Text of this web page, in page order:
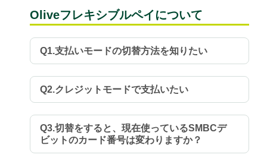
Oliveフレキシブルペイについて
Q1.支払いモードの切替方法を知りたい
Q2.クレジットモードで支払いたい
Q3.切替をすると、現在使っているSMBCデ
ビットのカード番号は変わりますか？